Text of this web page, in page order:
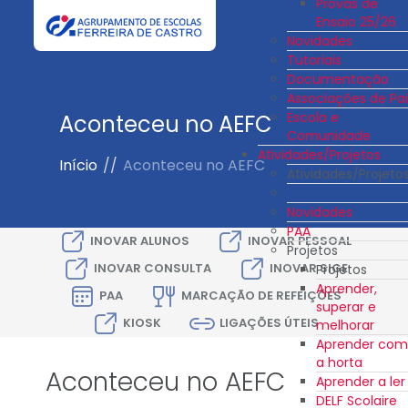
Ensaio 25/26
Novidades
Tutoriais
Documentação
Associações de
Escola e
Comunidade
Atividades/Projetos
Atividades/
Novidades
PAA
Projetos
Projetos
Aprender,
superar e
melhorar
Aprender com
a horta
Aprender a ler
DELF Scolaire
Aconteceu no AEFC
Início // Aconteceu no AEFC
INOVAR ALUNOS
INOVAR PESSOAL
INOVAR CONSULTA
INOVAR SIGE
PAA
MARCAÇÃO DE REFEIÇÕES
KIOSK
LIGAÇÕES ÚTEIS
Aconteceu no AEFC